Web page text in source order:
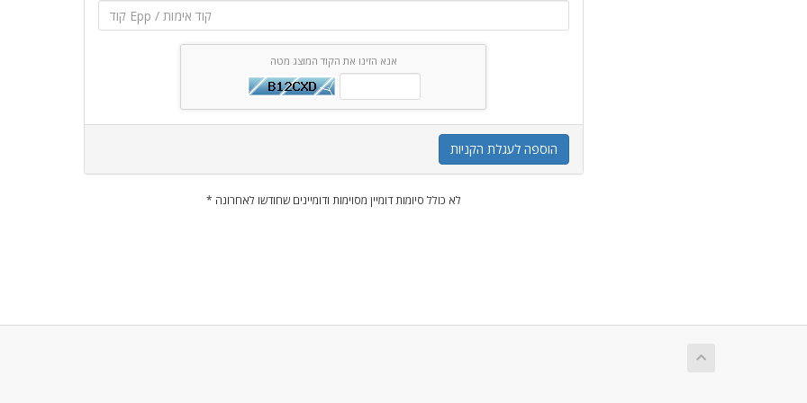
אנא הזינו את הקוד המוצג מטה
הוספה לעגלת הקניות
* לא כולל סיומות דומיין מסוימות ודומיינים שחודשו לאחרונה